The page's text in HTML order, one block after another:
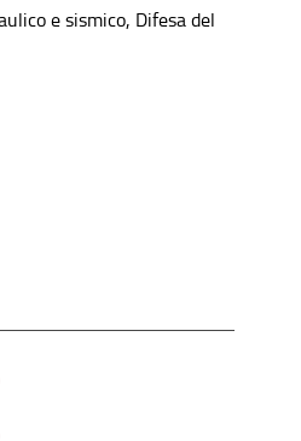
e sismico, Difesa del